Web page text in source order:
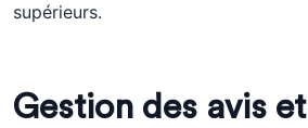
supérieurs.
Gestion des avis